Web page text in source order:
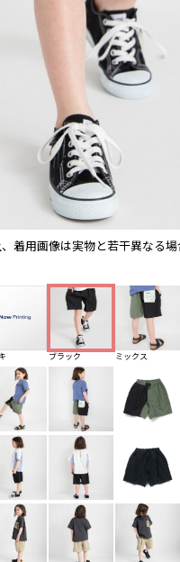
着用画像は実物と若干異なる場
ブラック ミックス